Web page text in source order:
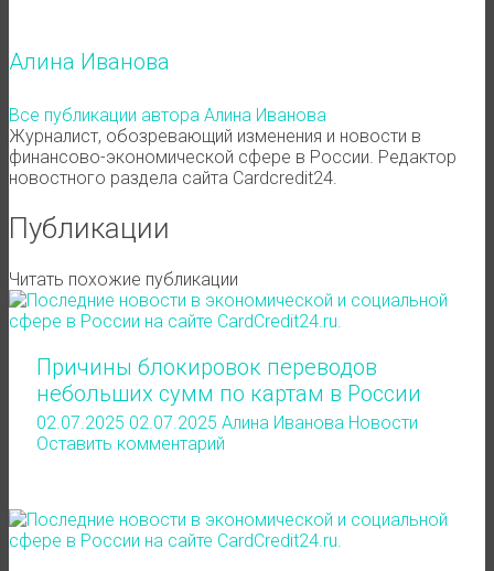
Алина Иванова
Все публикации автора Алина Иванова
Журналист, обозревающий изменения и новости в
финансово-экономической сфере в России. Редактор
новостного раздела сайта Cardcredit24.
Публикации
Читать похожие публикации
Причины блокировок переводов
небольших сумм по картам в России
02.07.2025 02.07.2025 Алина Иванова Новости
Оставить комментарий